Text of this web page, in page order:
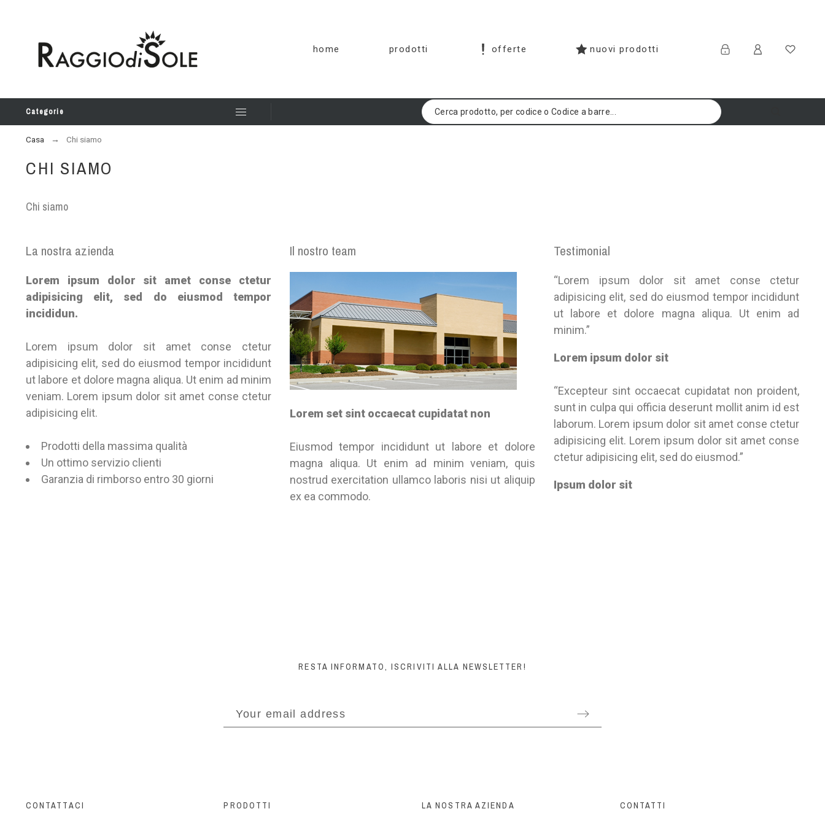
home prodotti offerte nuovi prodotti
Categorie
Casa Chi siamo
CHI SIAMO
Chi siamo
La nostra azienda
Lorem ipsum dolor sit amet conse ctetur
adipisicing elit, sed do eiusmod tempor
incididun.
Lorem ipsum dolor sit amet conse ctetur
adipisicing elit, sed do eiusmod tempor incididunt
ut labore et dolore magna aliqua. Ut enim ad minim
veniam. Lorem ipsum dolor sit amet conse ctetur
adipisicing elit.
Prodotti della massima qualità
Un ottimo servizio clienti
Garanzia di rimborso entro 30 giorni
Il nostro team
Lorem set sint occaecat cupidatat non
Eiusmod tempor incididunt ut labore et dolore
magna aliqua. Ut enim ad minim veniam, quis
nostrud exercitation ullamco laboris nisi ut aliquip
ex ea commodo.
Testimonial
“Lorem ipsum dolor sit amet conse ctetur
adipisicing elit, sed do eiusmod tempor incididunt
ut labore et dolore magna aliqua. Ut enim ad
minim.”
Lorem ipsum dolor sit
“Excepteur sint occaecat cupidatat non proident,
sunt in culpa qui officia deserunt mollit anim id est
laborum. Lorem ipsum dolor sit amet conse ctetur
adipisicing elit. Lorem ipsum dolor sit amet conse
ctetur adipisicing elit, sed do eiusmod.”
Ipsum dolor sit
RESTA INFORMATO, ISCRIVITI ALLA NEWSLETTER!
CONTATTACI PRODOTTI LA NOSTRA AZIENDA CONTATTI